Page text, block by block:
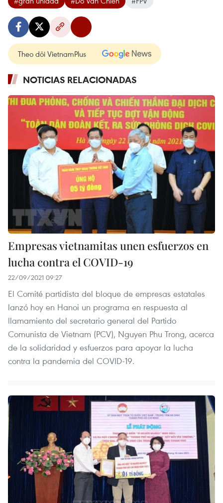
Theo dõi VietnamPlus
NOTICIAS RELACIONADAS
Empresas vietnamitas unen esfuerzos en
lucha contra el COVID-19
22/09/2021 09:27
El Comité partidista del bloque de empresas estatales
lanzó hoy en Hanoi un programa en respuesta al
llamamiento del secretario general del Partido
Comunista de Vietnam (PCV), Nguyen Phu Trong, acerca
de la solidaridad y esfuerzos para apoyar la lucha
contra la pandemia del COVID-19.